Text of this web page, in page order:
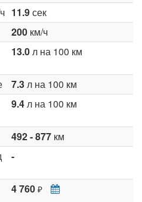
11.9сек
200 км/ч
13.0л на 100 км
7.3л на 100 км
9.4л на 100 км
492 - 877 км
-
4 760 ₽